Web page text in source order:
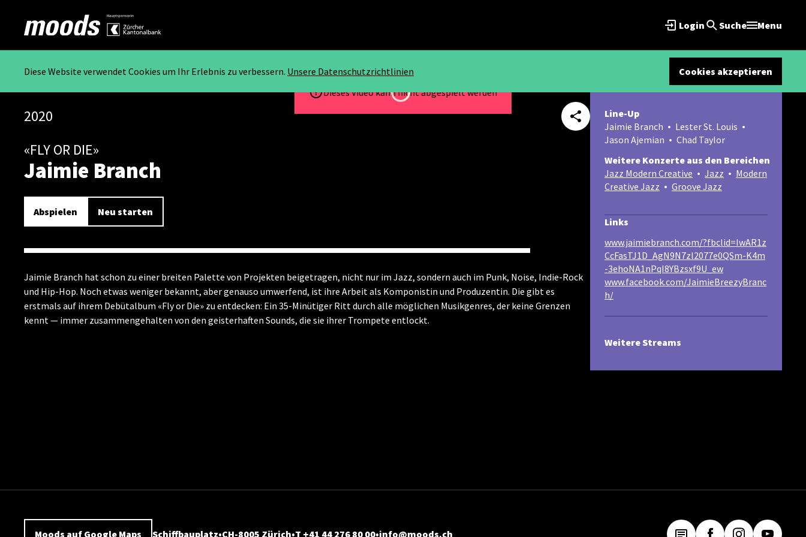
Login Suche Menu
Diese Website verwendet Cookies um Ihr Erlebnis zu verbessern. Unsere Datenschutzrichtlinien
Cookies akzeptieren
Dieses Video kann nicht abgespielt werden
Loading...
2020
Jaimie Branch
«FLY OR DIE»
Abspielen Neu starten
Jaimie Branch hat schon zu einer breiten Palette von Projekten beigetragen, nicht nur im Jazz, sondern auch im Punk, Noise, Indie-Rock
und Hip-Hop. Noch etwas weniger bekannt, aber genauso umwerfend, ist ihre Arbeit als Komponistin und Produzentin. Die gibt es
erstmals auf ihrem Debütalbum «Fly or Die» zu entdecken: Ein 35-Minütiger Ritt durch alle möglichen Musikgenres, der keine Grenzen
kennt — immer zusammengehalten von den geisterhaften Sounds, die sie ihrer Trompete entlockt.
Line-Up
Jaimie Branch
Lester St. Louis
Jason Ajemian
Chad Taylor
Weitere Konzerte aus den Bereichen
Jazz Modern Creative
Jazz
Modern
Creative Jazz
Groove Jazz
Links
www.jaimiebranch.com/?fbclid=IwAR1z
CcFasTJ1D_AgN9N7zl2077e0QSm-K4m
-3ehoNA1nPqI8YBzsxf9U_ew
www.facebook.com/JaimieBreezyBranc
h/
Weitere Streams
Moods auf Google Maps Schiffbauplatz CH-8005 Zürich T +41 44 276 80 00 info@moods.ch